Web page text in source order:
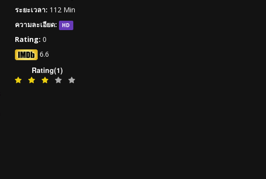
ระยะเวลา: 112 Min
ความละเอียด:
HD
Rating: 0
6.6
Rating(1)